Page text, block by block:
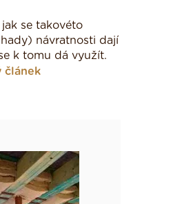
jak se takovéto
návratnosti dají
k tomu dá využít.
článek